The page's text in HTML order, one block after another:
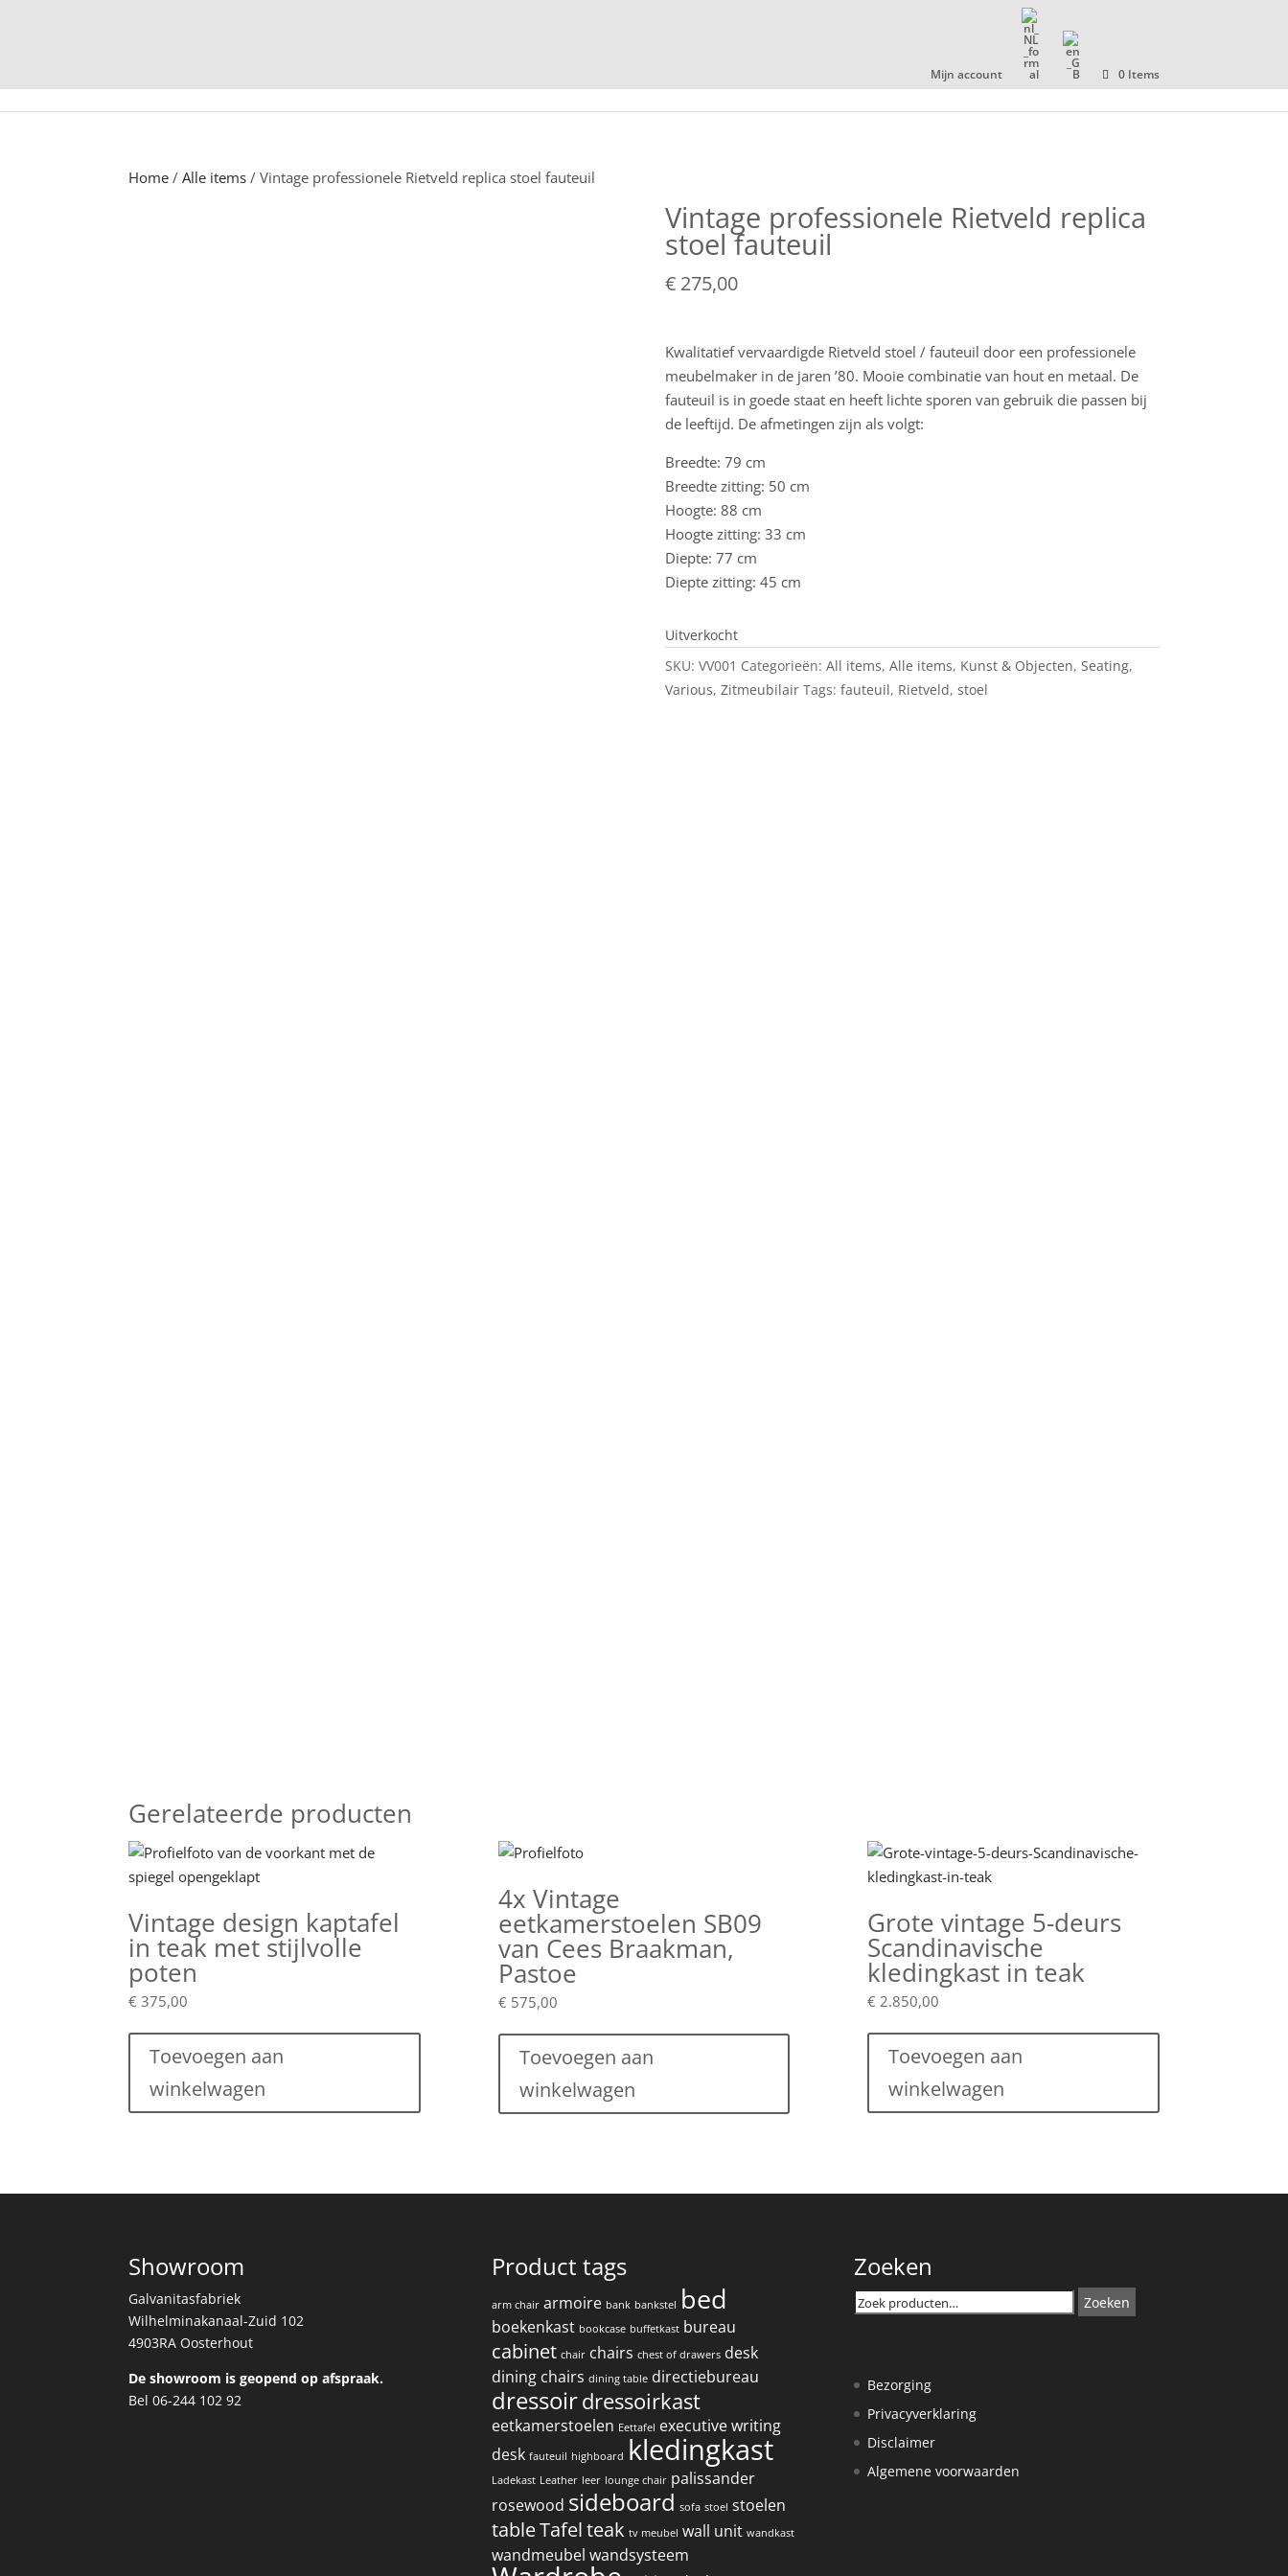
Mijn account 0 Items
COLLECTIE OVER ONS CONTACT
Home /Alle items / Vintage professionele Rietveld replica stoel fauteuil
Vintage professionele Rietveld replica
stoel fauteuil
€275,00
Kwalitatief vervaardigde Rietveld stoel / fauteuil door een professionele
meubelmaker in de jaren ’80. Mooie combinatie van hout en metaal. De
fauteuil is in goede staat en heeft lichte sporen van gebruik die passen bij
de leeftijd. De afmetingen zijn als volgt:
Breedte: 79 cm
Breedte zitting: 50 cm
Hoogte: 88 cm
Hoogte zitting: 33 cm
Diepte: 77 cm
Diepte zitting: 45 cm
Uitverkocht
SKU: VV001 Categorieën: All items, Alle items, Kunst & Objecten, Seating,
Various, Zitmeubilair Tags: fauteuil, Rietveld, stoel
Gerelateerde producten
Vintage design kaptafel
in teak met stijlvolle
poten
€ 375,00
Toevoegen aan
winkelwagen
4x Vintage
eetkamerstoelen SB09
van Cees Braakman,
Pastoe
€ 575,00
Toevoegen aan
winkelwagen
Grote vintage 5-deurs
Scandinavische
kledingkast in teak
€ 2.850,00
Toevoegen aan
winkelwagen
Showroom
Galvanitasfabriek
Wilhelminakanaal-Zuid 102
4903RA Oosterhout
De showroom is geopend op afspraak.
Bel 06-244 102 92
Product tags
arm chair armoire bank bankstel bed
boekenkast bookcase buffetkast bureau
cabinet chair chairs chest of drawers desk
dining chairs dining table directiebureau
dressoirdressoirkast
eetkamerstoelen Eettafel executive writing
desk fauteuil highboard kledingkast
Ladekast Leather leer lounge chair palissander
rosewood sideboard sofa stoel stoelen
tableTafelteak tv meubel wall unit wandkast
wandmeubel wandsysteem
Zoeken
Zoeken
naar:
Zoeken
Bezorging
Privacyverklaring
Disclaimer
Algemene voorwaarden